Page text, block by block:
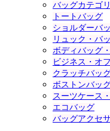
バッグカテゴ
トートバッグ
ショルダーバ
リュック・バ
ボディバッグ
ビジネス・オ
クラッチバッ
ボストンバッ
スーツケース
エコバッグ
バッグアクセ